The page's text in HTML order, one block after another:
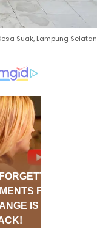
Suak, Lampung Selatan